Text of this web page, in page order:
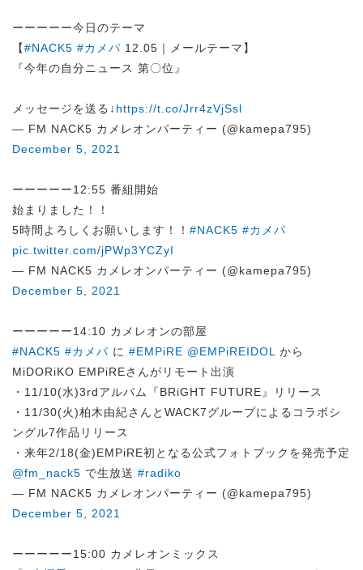
ーーーーー今日のテーマ
【#NACK5 #カメパ 12.05｜メールテーマ】
『今年の自分ニュース 第〇位』
メッセージを送る↓ https://t.co/Jrr4zVjSsl
— FM NACK5 カメレオンパーティー (@kamepa795)
December 5, 2021
ーーーーー12:55 番組開始
始まりました！！
5時間よろしくお願いします！！ #NACK5 #カメパ
pic.twitter.com/jPWp3YCZyI
— FM NACK5 カメレオンパーティー (@kamepa795)
December 5, 2021
ーーーーー14:10 カメレオンの部屋
#NACK5 #カメパ に #EMPiRE @EMPiREIDOL
から
MiDORiKO EMPiREさんがリモート出演
・11/10(水)3rdアルバム『BRiGHT FUTURE』リリース
・11/30(火)柏木由紀さんとWACK7グループによるコラボシ
ングル7作品リリース
・来年2/18(金)EMPiRE初となる公式フォトブックを発売予定
@fm_nack5 で生放送 #radiko
— FM NACK5 カメレオンパーティー (@kamepa795)
December 5, 2021
ーーーーー15:00 カメレオンミックス